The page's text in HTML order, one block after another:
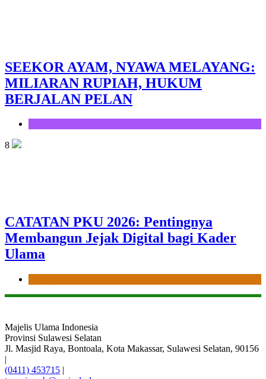
SEEKOR AYAM, NYAWA MELAYANG:
MILIARAN RUPIAH, HUKUM
BERJALAN PELAN
8
CATATAN PKU 2026: Pentingnya
Membangun Jejak Digital bagi Kader
Ulama
Majelis Ulama Indonesia
Provinsi Sulawesi Selatan
Jl. Masjid Raya, Bontoala, Kota Makassar, Sulawesi Selatan, 90156
|
(0411) 453715 |